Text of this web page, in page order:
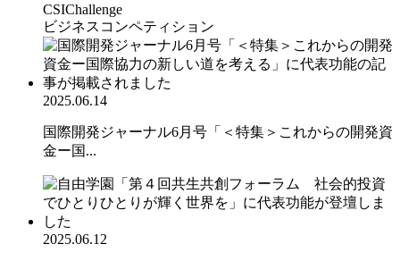
CSIChallenge
ビジネスコンペティション
2025.06.14
国際開発ジャーナル6月号「＜特集＞これからの開発資
金ー国...
2025.06.12